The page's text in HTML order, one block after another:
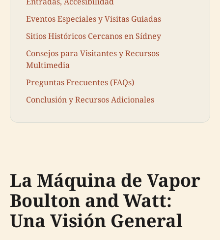
Eventos Especiales y Visitas Guiadas
Sitios Históricos Cercanos en Sídney
Consejos para Visitantes y Recursos
Multimedia
Preguntas Frecuentes (FAQs)
Conclusión y Recursos Adicionales
La Máquina de Vapor
Boulton and Watt:
Una Visión General